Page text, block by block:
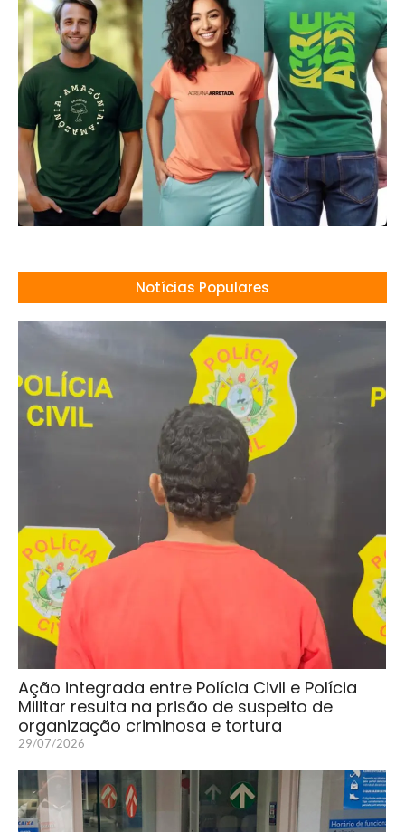
Notícias Populares
Ação integrada entre Polícia Civil e Polícia
Militar resulta na prisão de suspeito de
organização criminosa e tortura
29/07/2026